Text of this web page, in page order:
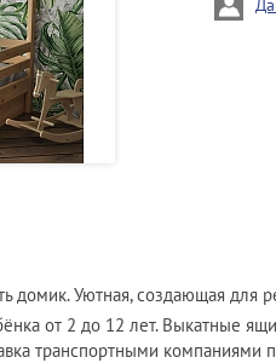
домик. Уютная, создающая для
от 2 до 12 лет. Выкатные
транспортными